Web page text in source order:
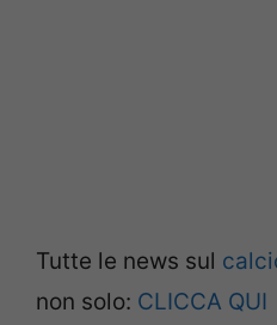
Tutte le news sul
non solo: CLICCA QUI